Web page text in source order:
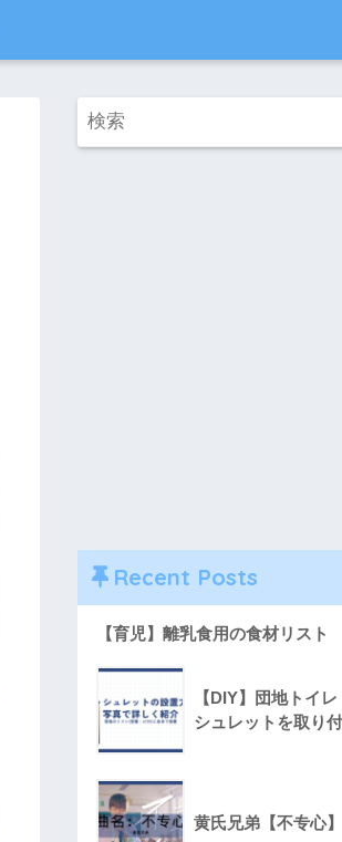
Recent Posts
【育児】離乳食用の食材リスト
【DIY】団地トイ
シュレットを取り
黄氏兄弟【不专心